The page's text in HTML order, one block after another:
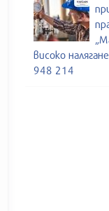
високо
948 214